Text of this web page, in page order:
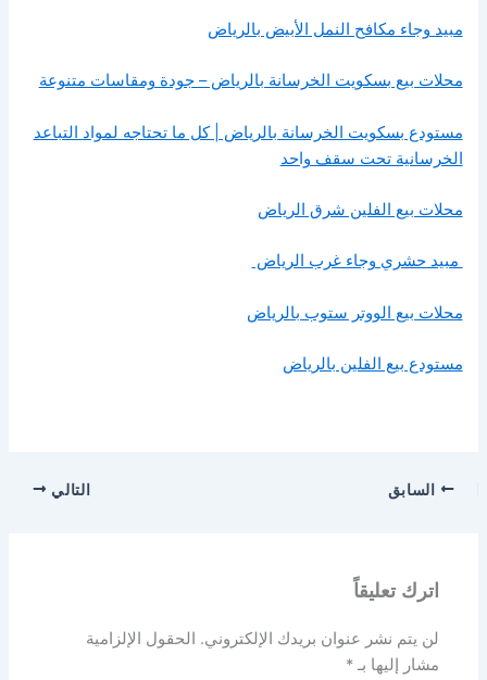
مبيد وجاء مكافح النمل الأبيض بالرياض
محلات بيع بسكويت الخرسانة بالرياض – جودة ومقاسات متنوعة
مستودع بسكويت الخرسانة بالرياض | كل ما تحتاجه لمواد التباعد
الخرسانية تحت سقف واحد
محلات بيع الفلين شرق الرياض
مبيد حشري وجاء غرب الرياض
محلات بيع الووتر ستوب بالرياض
مستودع بيع الفلين بالرياض
السابق التالي
اترك تعليقاً
لن يتم نشر عنوان بريدك الإلكتروني. الحقول الإلزامية
مشار إليها بـ*